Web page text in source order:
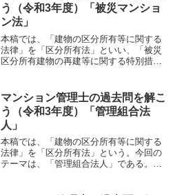
う（令和3年度）「被災マンショ
ン法」
本稿では、「建物の区分所有等に関する
法律」を「区分所有法」といい、「被災
区分所有建物の再建等に関する特別措置
ある。それでは、「マンション管理士試
験」で出題された過去問に...
マンション管理士の過去問を解こ
う（令和3年度）「管理組合法
人」
本稿では、「建物の区分所有等に関する
法律」を「区分所有法」という。今回の
テーマは、「管理組合法人」である。そ